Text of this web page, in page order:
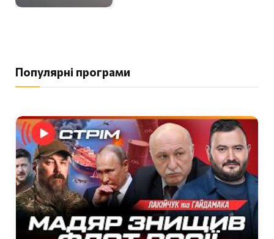
Популярні програми